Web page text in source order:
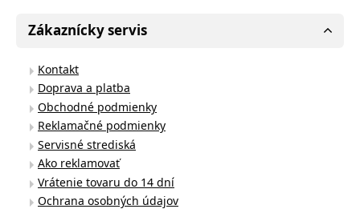
Zákaznícky servis
Kontakt
Doprava a platba
Obchodné podmienky
Reklamačné podmienky
Servisné strediská
Ako reklamovať
Vrátenie tovaru do 14 dní
Ochrana osobných údajov